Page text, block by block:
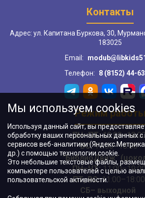
Контакты
Адрес: ул. Капитана Буркова, 30,
183025
Email:
Телефон:
8 (8152) 44-
Режим работы
ПН–ПТ:
ВС:11:00–18:00
"БиблиоДвиж"
ПН–ЧТ:
ПТ, ВС:11:00–18:00
СБ– выходной
Мы используем cookies
Используя данный сайт, вы
обработку ваших персональных данных
сервисов веб-аналитики
др.) с помощью технологии cookie.
Это небольшие текстовые файлы,
компьютере пользователей с целью
пользовательской активности.